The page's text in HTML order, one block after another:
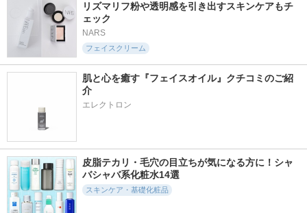
リズマリフ粉や透明感を引き出すスキンケアもチ
ェック
NARS
フェイスクリーム
肌と心を癒す『フェイスオイル』クチコミのご紹
介
エレクトロン
皮脂テカリ・毛穴の目立ちが気になる方に！シャ
バシャバ系化粧水14選
スキンケア・基礎化粧品